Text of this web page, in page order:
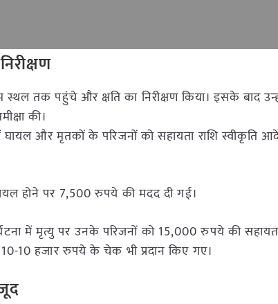
स्थल तक पहुंचे और क्षति का निरीक्षण किया। इसके बाद
की।
घायल और मृतकों के परिजनों को सहायता राशि स्वीकृति
होने पर 7,500 रुपये की मदद दी गई।
में मृत्यु पर उनके परिजनों को 15,000 रुपये की
10-10 हजार रुपये के चेक भी प्रदान किए गए।